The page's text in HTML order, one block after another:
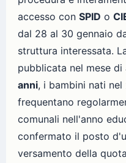
accesso con SPID o
dal 28 al 30 gennaio
struttura interessata.
pubblicata nel mese di
anni, i bambini nati
frequentano
comunali nell'anno
confermato il posto
versamento della